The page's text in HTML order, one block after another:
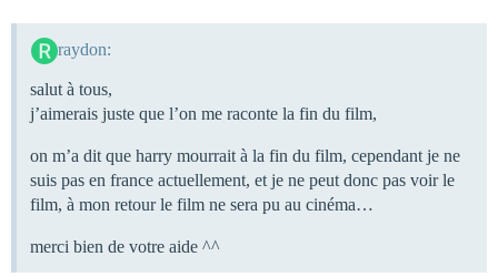
raydon:
salut à tous,
j’aimerais juste que l’on me raconte la fin du film,
on m’a dit que harry mourrait à la fin du film, cependant je ne
suis pas en france actuellement, et je ne peut donc pas voir le
film, à mon retour le film ne sera pu au cinéma…
merci bien de votre aide ^^